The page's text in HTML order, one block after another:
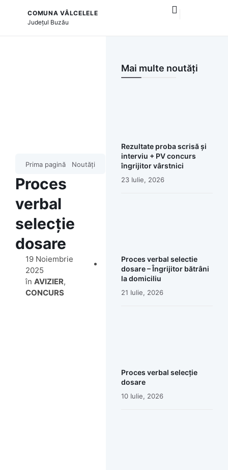
COMUNA VÂLCELELE
Județul Buzău
Prima pagină Noutăți
Proces
verbal
selecție
dosare
19 Noiembrie
2025
în AVIZIER,
CONCURS
Mai multe noutăți
Rezultate proba scrisă și
interviu + PV concurs
îngrijitor vârstnici
23 Iulie, 2026
Proces verbal selectie
dosare – Îngrijitor bătrâni
la domiciliu
21 Iulie, 2026
Proces verbal selecție
dosare
10 Iulie, 2026